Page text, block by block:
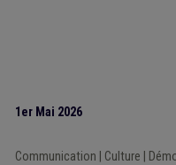
1er Mai 2026
Communication Culture